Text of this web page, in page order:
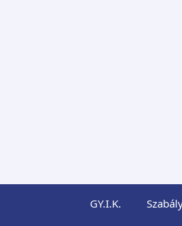
GY.I.K.